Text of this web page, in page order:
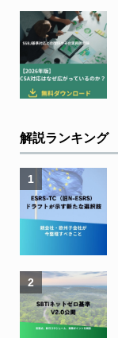
解説ランキング
1
2